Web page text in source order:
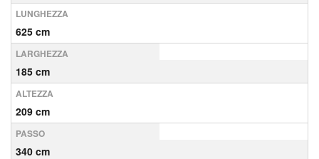
LUNGHEZZA
625 cm
LARGHEZZA
185 cm
ALTEZZA
209 cm
PASSO
340 cm